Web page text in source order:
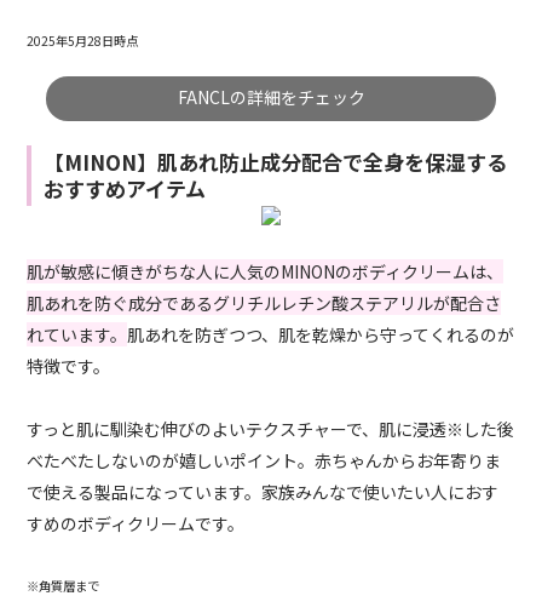
2025年5月28日時点
FANCLの詳細をチェック
【MINON】肌あれ防止成分配合で全身を保湿する
おすすめアイテム
肌が敏感に傾きがちな人に人気のMINONのボディクリームは、
肌あれを防ぐ成分であるグリチルレチン酸ステアリルが配合さ
れています。 肌あれを防ぎつつ、肌を乾燥から守ってくれるのが
特徴です。
すっと肌に馴染む伸びのよいテクスチャーで、肌に浸透※した後
べたべたしないのが嬉しいポイント。赤ちゃんからお年寄りま
で使える製品になっています。家族みんなで使いたい人におす
すめのボディクリームです。
※角質層まで